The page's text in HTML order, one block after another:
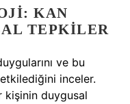
KAN
TEPKILER
ve bu
etkilediğini inceler.
kişinin duygusal